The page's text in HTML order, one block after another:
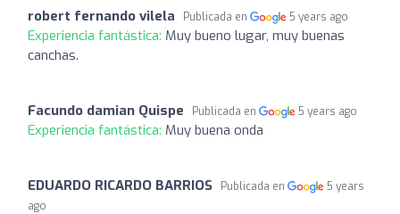
robert fernando vilela Publicada en 5 years ago
Experiencia fantástica: Muy bueno lugar, muy buenas
canchas.
Facundo damian Quispe Publicada en 5 years ago
Experiencia fantástica: Muy buena onda
EDUARDO RICARDO BARRIOS Publicada en
5 years
ago